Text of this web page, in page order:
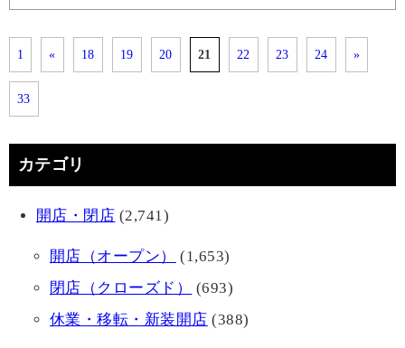
1 « 18 19 20 21 22 23 24 »
33
カテゴリ
開店・閉店 (2,741)
開店（オープン）
(1,653)
閉店（クローズド）
(693)
休業・移転・新装開店 (388)